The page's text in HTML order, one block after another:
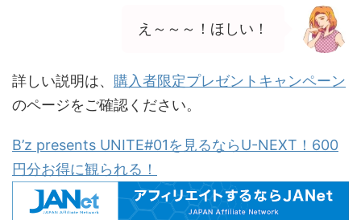
え～～～！ほしい！
詳しい説明は、 購入者限定プレゼントキャンペーン
のページをご確認ください。
B’z presents UNITE#01を見るならU-NEXT！600
円分お得に観られる！